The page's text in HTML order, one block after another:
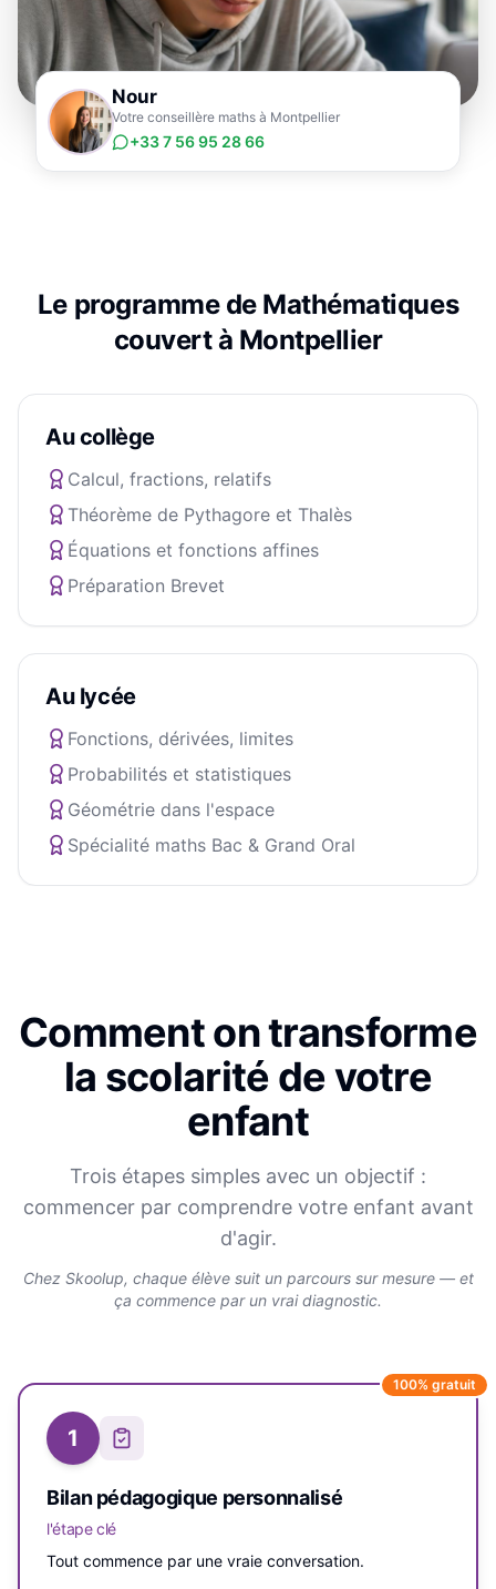
Nour
Votre conseillère maths à Montpellier
+33 7 56 95 28 66
Le programme de Mathématiques
couvert à Montpellier
Au collège
Calcul, fractions, relatifs
Théorème de Pythagore et Thalès
Équations et fonctions affines
Préparation Brevet
Au lycée
Fonctions, dérivées, limites
Probabilités et statistiques
Géométrie dans l'espace
Spécialité maths Bac & Grand Oral
Comment on transforme
la scolarité de votre
enfant
Trois étapes simples avec un objectif :
commencer par comprendre votre enfant avant
d'agir.
Chez Skoolup, chaque élève suit un parcours sur mesure — et
ça commence par un vrai diagnostic.
100% gratuit
1
Bilan pédagogique personnalisé
l'étape clé
Tout commence par une vraie conversation.